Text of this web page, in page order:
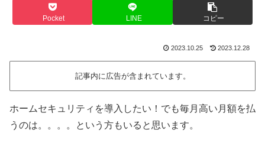
Pocket LINE コピー
2023.10.25 2023.12.28
記事内に広告が含まれています。
ホームセキュリティを導入したい！でも毎月高い月額を払
うのは。。。。という方もいると思います。